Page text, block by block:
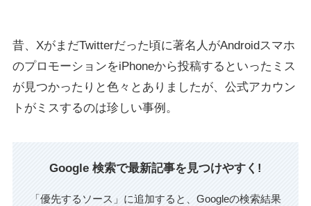
昔、XがまだTwitterだった頃に著名人がAndroidスマホ
のプロモーションをiPhoneから投稿するといったミス
が見つかったりと色々とありましたが、公式アカウン
トがミスするのは珍しい事例。
Google 検索で最新記事を見つけやすく!
「優先するソース」に追加すると、Googleの検索結果